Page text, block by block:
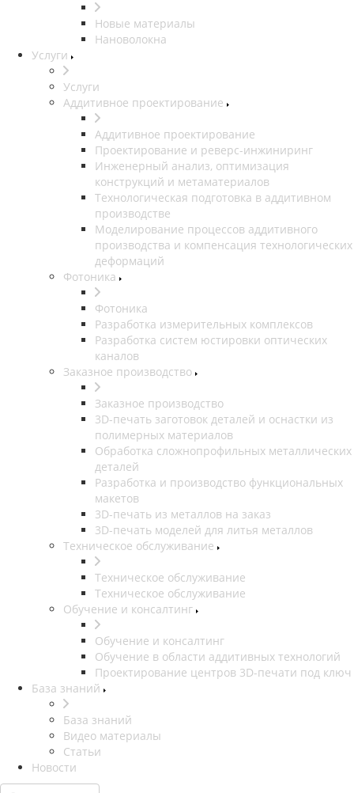
Новые материалы
Нановолокна
Услуги
Услуги
Аддитивное проектирование
Аддитивное проектирование
Проектирование и реверс-инжиниринг
Инженерный анализ, оптимизация
конструкций и метаматериалов
Технологическая подготовка в аддитивном
производстве
Моделирование процессов аддитивного
производства и компенсация технологических
деформаций
Фотоника
Фотоника
Разработка измерительных комплексов
Разработка систем юстировки оптических
каналов
Заказное производство
Заказное производство
3D-печать заготовок деталей и оснастки из
полимерных материалов
Обработка сложнопрофильных металлических
деталей
Разработка и производство функциональных
макетов
3D-печать из металлов на заказ
3D-печать моделей для литья металлов
Техническое обслуживание
Техническое обслуживание
Техническое обслуживание
Обучение и консалтинг
Обучение и консалтинг
Обучение в области аддитивных технологий
Проектирование центров 3D-печати под ключ
База знаний
База знаний
Видео материалы
Статьи
Новости